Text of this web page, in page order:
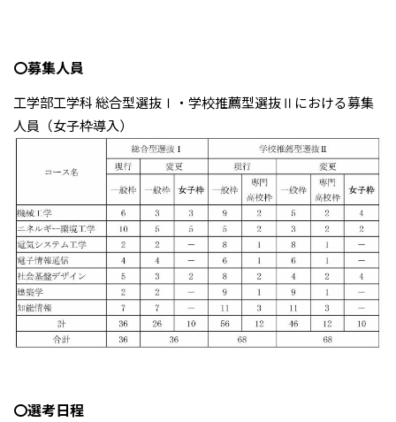
〇募集人員
工学部工学科 総合型選抜Ⅰ・学校推薦型選抜Ⅱにおける募集
人員（女子枠導入）
〇選考日程